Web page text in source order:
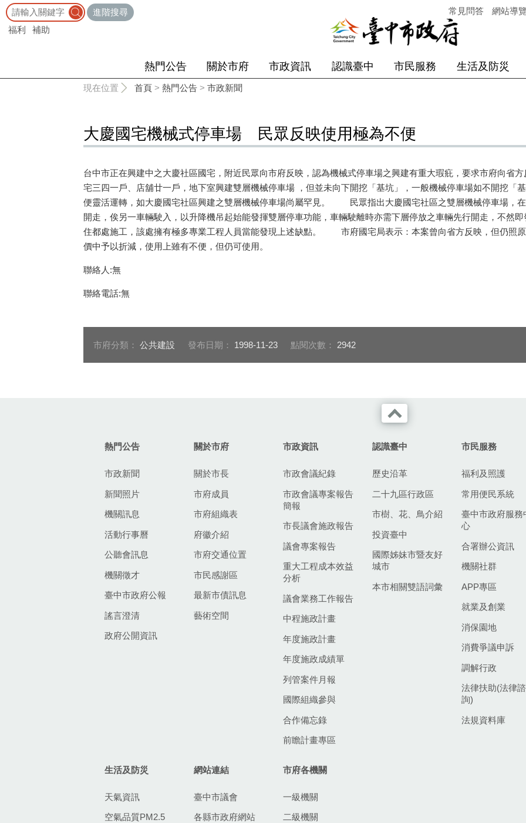
進階搜尋
福利
補助
常見問答 網站導
熱門公告 關於市府 市政資訊 認識臺中 市民服務 生活及防災
現在位置 首頁 > 熱門公告 > 市政新聞
大慶國宅機械式停車場 民眾反映使用極為不便
台中市正在興建中之大慶社區國宅，附近民眾向市府反映，認為機械式停車場之興建有重大瑕疪，要求市府向
宅三四一戶、店舖廿一戶，地下室興建雙層機械停車場 ，但並未向下開挖「基坑」，一般機械停車場如不開挖「
便靈活運轉，如大慶國宅社區興建之雙層機械停車場尚屬罕見。 民眾指出大慶國宅社區之雙層機械停車場，
開走，俟另一車輛駛入，以升降機吊起始能發揮雙層停車功能，車輛駛離時亦需下層停放之車輛先行開走，不然
住都處施工，該處擁有極多專業工程人員當能發現上述缺點。 市府國宅局表示：本案曾向省方反映，但仍照
價中予以折減，使用上雖有不便，但仍可使用。
聯絡人:無
聯絡電話:無
市府分類： 公共建設 發布日期： 1998-11-23 點閱次數： 2942
熱門公告
市政新聞
新聞照片
機關訊息
活動行事曆
公聽會訊息
機關徵才
臺中市政府公報
謠言澄清
政府公開資訊
關於市府
關於市長
市府成員
市府組織表
府徽介紹
市府交通位置
市民感謝區
最新市債訊息
藝術空間
市政資訊
市政會議紀錄
市政會議專案報告
簡報
市長議會施政報告
議會專案報告
重大工程成本效益
分析
議會業務工作報告
中程施政計畫
年度施政計畫
年度施政成績單
列管案件月報
國際組織參與
合作備忘錄
前瞻計畫專區
認識臺中
歷史沿革
二十九區行政區
市樹、花、鳥介紹
投資臺中
國際姊妹市暨友好
城市
本市相關雙語詞彙
市民服務
福利及照護
常用便民系統
臺中市政府服務
心
合署辦公資訊
機關社群
APP專區
就業及創業
消保園地
消費爭議申訴
調解行政
法律扶助(法律諮
詢)
法規資料庫
生活及防災
天氣資訊
空氣品質PM2.5
網站連結
臺中市議會
各縣市政府網站
市府各機關
一級機關
二級機關